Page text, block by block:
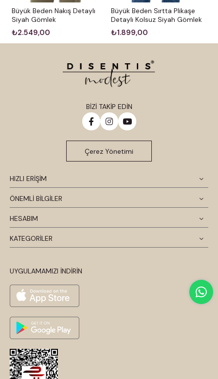
Büyük Beden Nakış Detaylı
Siyah Gömlek
₺2.549,00
Büyük Beden Sırtta Plikaşe
Detaylı Kolsuz Siyah Gömlek
₺1.899,00
HIZLI ERİŞİM
ÖNEMLİ BİLGİLER
HESABIM
KATEGORİLER
UYGULAMAMIZI İNDİRİN
BİZİ TAKİP EDİN
Çerez Yönetimi